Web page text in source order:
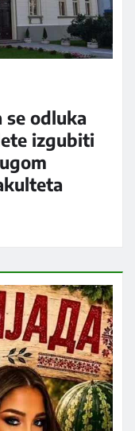
se odluka
izgubiti